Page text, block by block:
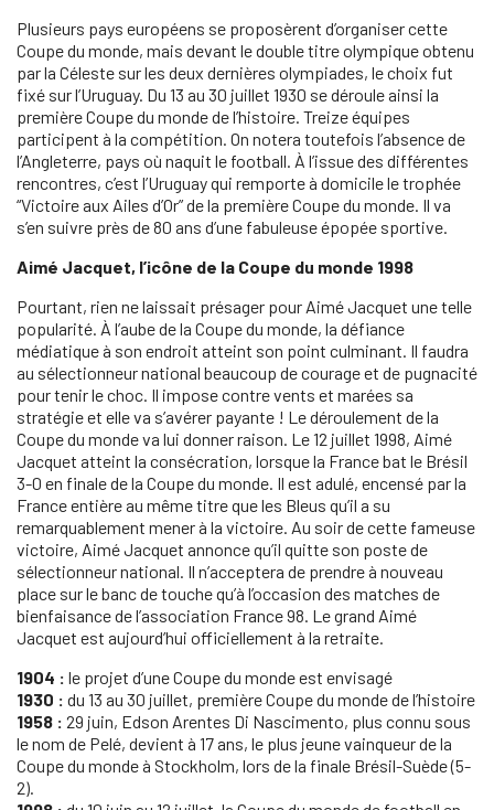
Plusieurs pays européens se proposèrent d’organiser cette
Coupe du monde, mais devant le double titre olympique obtenu
par la Céleste sur les deux dernières olympiades, le choix fut
fixé sur l’Uruguay. Du 13 au 30 juillet 1930 se déroule ainsi la
première Coupe du monde de l’histoire. Treize équipes
participent à la compétition. On notera toutefois l’absence de
l’Angleterre, pays où naquit le football. À l’issue des différentes
rencontres, c’est l’Uruguay qui remporte à domicile le trophée
“Victoire aux Ailes d’Or” de la première Coupe du monde. Il va
s’en suivre près de 80 ans d’une fabuleuse épopée sportive.
Aimé Jacquet, l’icône de la Coupe du monde 1998
Pourtant, rien ne laissait présager pour Aimé Jacquet une telle
popularité. À l’aube de la Coupe du monde, la défiance
médiatique à son endroit atteint son point culminant. Il faudra
au sélectionneur national beaucoup de courage et de pugnacité
pour tenir le choc. Il impose contre vents et marées sa
stratégie et elle va s’avérer payante ! Le déroulement de la
Coupe du monde va lui donner raison. Le 12 juillet 1998, Aimé
Jacquet atteint la consécration, lorsque la France bat le Brésil
3-0 en finale de la Coupe du monde. Il est adulé, encensé par la
France entière au même titre que les Bleus qu’il a su
remarquablement mener à la victoire. Au soir de cette fameuse
victoire, Aimé Jacquet annonce qu’il quitte son poste de
sélectionneur national. Il n’acceptera de prendre à nouveau
place sur le banc de touche qu’à l’occasion des matches de
bienfaisance de l’association France 98. Le grand Aimé
Jacquet est aujourd’hui officiellement à la retraite.
1904 : le projet d’une Coupe du monde est envisagé
1930 : du 13 au 30 juillet, première Coupe du monde de l’histoire
1958 : 29 juin, Edson Arentes Di Nascimento, plus connu sous
le nom de Pelé, devient à 17 ans, le plus jeune vainqueur de la
Coupe du monde à Stockholm, lors de la finale Brésil-Suède (5-
2).